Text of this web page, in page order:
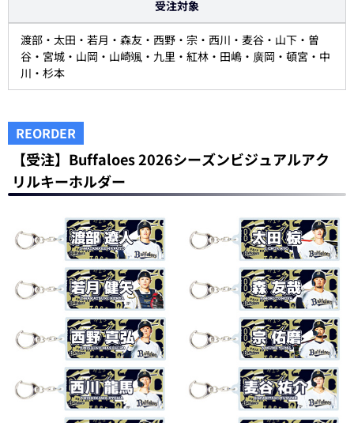
受注対象
渡部・太田・若月・森友・西野・宗・西川・麦谷・山下・曽
谷・宮城・山岡・山崎颯・九里・紅林・田嶋・廣岡・頓宮・中
川・杉本
REORDER
【受注】Buffaloes 2026シーズンビジュアルアク
リルキーホルダー